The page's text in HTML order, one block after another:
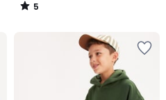
5
/